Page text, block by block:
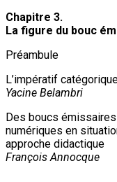
Chapitre 3.
La figure du bouc
Préambule
L’impératif
Yacine Belambri
Des boucs émissaires
numériques en
approche didactique
François Annocque